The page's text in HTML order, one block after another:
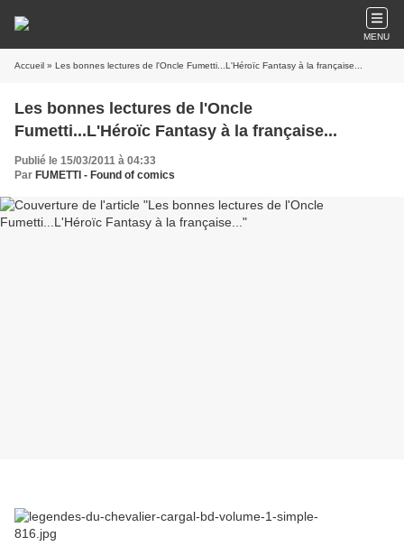
MENU
Accueil » Les bonnes lectures de l'Oncle Fumetti...L'Héroïc Fantasy à la française...
Les bonnes lectures de l'Oncle
Fumetti...L'Héroïc Fantasy à la française...
Publié le 15/03/2011 à 04:33
Par FUMETTI - Found of comics